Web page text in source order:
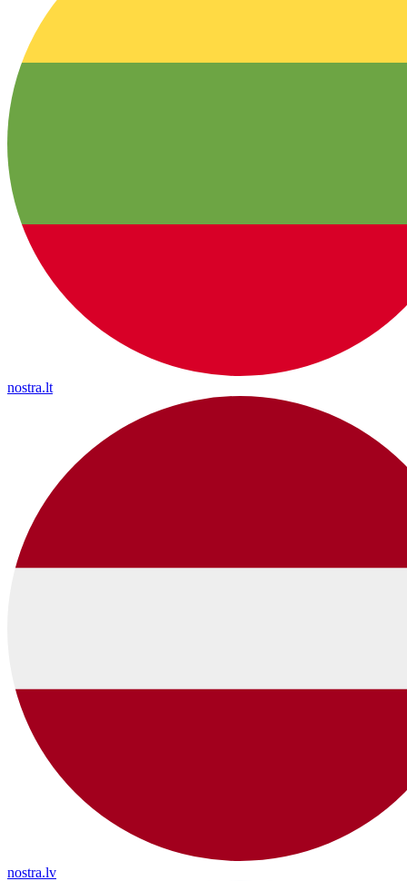
nostra.lt
nostra.lv